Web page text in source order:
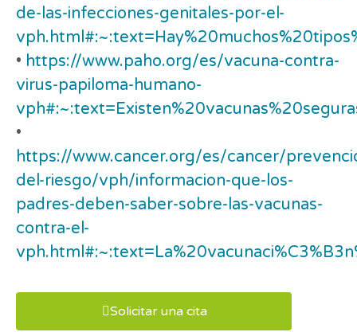
de-las-infecciones-genitales-por-el-
• https://www.paho.org/es/vacuna-contra-
virus-papiloma-humano-
•
https://www.cancer.org/es/cancer/
del-riesgo/vph/informacion-que-los-
padres-deben-saber-sobre-las-vacunas-
contra-el-
Solicitar una cita